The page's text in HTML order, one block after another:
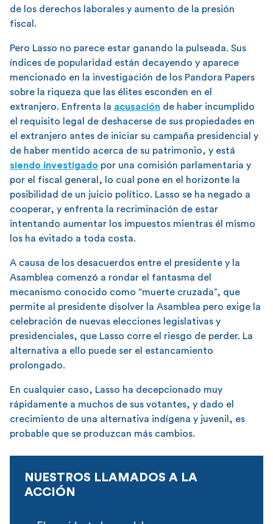
de los derechos laborales y aumento de la presión
fiscal.
Pero Lasso no parece estar ganando la pulseada. Sus
índices de popularidad están decayendo y aparece
mencionado en la investigación de los Pandora Papers
sobre la riqueza que las élites esconden en el
extranjero. Enfrenta la acusación de haber incumplido
el requisito legal de deshacerse de sus propiedades en
el extranjero antes de iniciar su campaña presidencial y
de haber mentido acerca de su patrimonio, y está
siendo investigado por una comisión parlamentaria y
por el fiscal general, lo cual pone en el horizonte la
posibilidad de un juicio político. Lasso se ha negado a
cooperar, y enfrenta la recriminación de estar
intentando aumentar los impuestos mientras él mismo
los ha evitado a toda costa.
A causa de los desacuerdos entre el presidente y la
Asamblea comenzó a rondar el fantasma del
mecanismo conocido como “muerte cruzada”, que
permite al presidente disolver la Asamblea pero exige la
celebración de nuevas elecciones legislativas y
presidenciales, que Lasso corre el riesgo de perder. La
alternativa a ello puede ser el estancamiento
prolongado.
En cualquier caso, Lasso ha decepcionado muy
rápidamente a muchos de sus votantes, y dado el
crecimiento de una alternativa indígena y juvenil, es
probable que se produzcan más cambios.
NUESTROS LLAMADOS A LA
ACCIÓN